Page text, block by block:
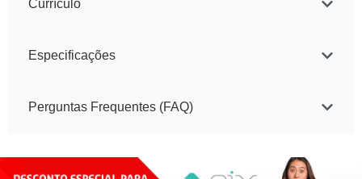
Currículo
Especificações
Perguntas Frequentes (FAQ)